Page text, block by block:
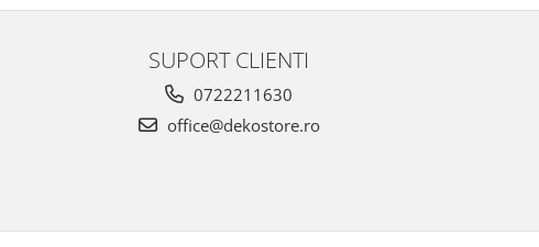
SUPORT CLIENTI
0722211630
office@dekostore.ro